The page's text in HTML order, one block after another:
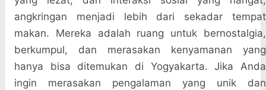
angkringan menjadi lebih dari sekadar tempat
makan. Mereka adalah ruang untuk bernostalgia,
berkumpul, dan merasakan kenyamanan yang
hanya bisa ditemukan di Yogyakarta. Jika Anda
ingin merasakan pengalaman yang unik dan